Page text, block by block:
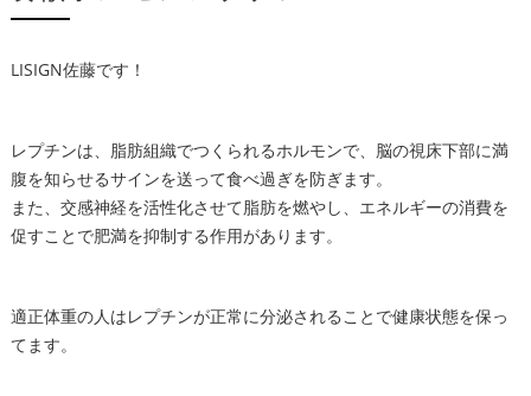
LISIGN佐藤です！
レプチンは、脂肪組織でつくられるホルモンで、脳の視床下部に満
腹を知らせるサインを送って食べ過ぎを防ぎます。
また、交感神経を活性化させて脂肪を燃やし、エネルギーの消費を
促すことで肥満を抑制する作用があります。
適正体重の人はレプチンが正常に分泌されることで健康状態を保っ
てます。